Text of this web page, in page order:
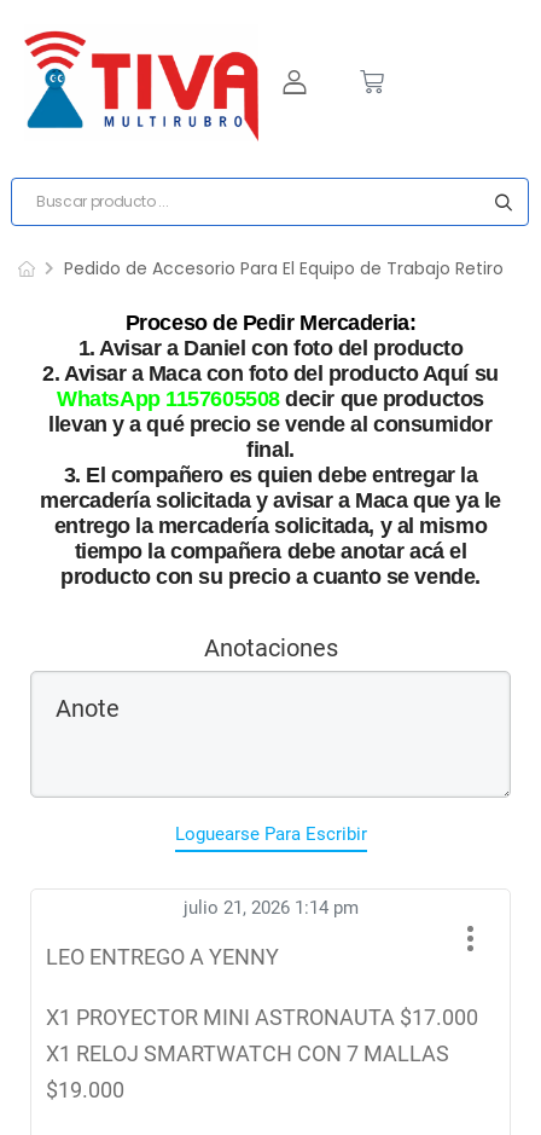
Pedido de Accesorio Para El Equipo de Trabajo Retiro
Proceso de Pedir Mercaderia:
1. Avisar a Daniel con foto del producto
2. Avisar a Maca con foto del producto Aquí su
WhatsApp 1157605508decir que productos
llevan y a qué precio se vende al consumidor
final.
3. El compañero es quien debe entregar la
mercadería solicitada y avisar a Maca que ya le
entrego la mercadería solicitada, y al mismo
tiempo la compañera debe anotar acá el
producto con su precio a cuanto se vende.
Anotaciones
Loguearse Para Escribir
julio 21, 2026 1:14 pm
LEO ENTREGO A YENNY
X1 PROYECTOR MINI ASTRONAUTA $17.000
X1 RELOJ SMARTWATCH CON 7 MALLAS
$19.000